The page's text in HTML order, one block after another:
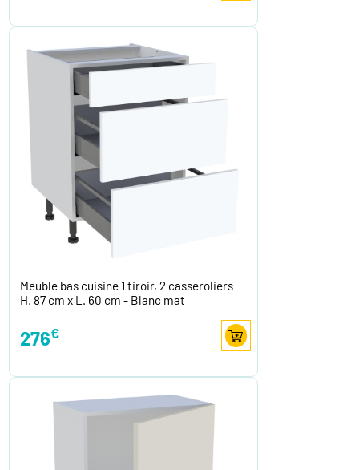
Meuble bas cuisine 1 tiroir, 2 casseroliers
H. 87 cm x L. 60 cm - Blanc mat
276€